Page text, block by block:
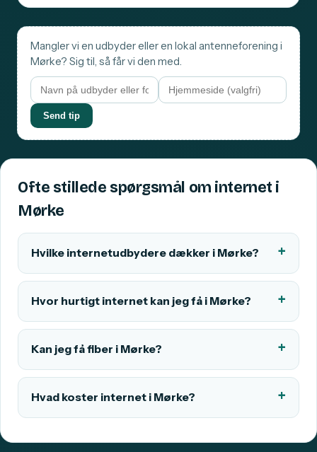
Mangler vi en udbyder eller en lokal antenneforening i
Mørke? Sig til, så får vi den med.
Send tip
Ofte stillede spørgsmål om internet i
Mørke
Hvilke internetudbydere dækker i Mørke?
Hvor hurtigt internet kan jeg få i Mørke?
Kan jeg få fiber i Mørke?
Hvad koster internet i Mørke?